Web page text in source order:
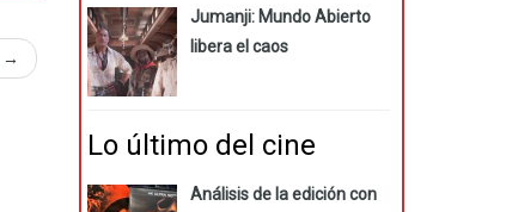
→
Jumanji: Mundo Abierto
libera el caos
Lo último del cine
Análisis de la edición con